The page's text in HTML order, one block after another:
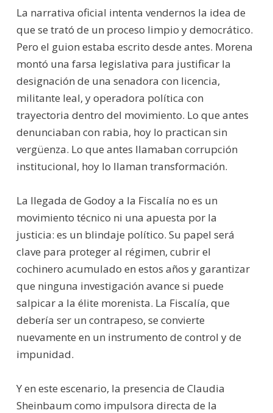
La narrativa oficial intenta vendernos la idea de
que se trató de un proceso limpio y democrático.
Pero el guion estaba escrito desde antes. Morena
montó una farsa legislativa para justificar la
designación de una senadora con licencia,
militante leal, y operadora política con
trayectoria dentro del movimiento. Lo que antes
denunciaban con rabia, hoy lo practican sin
vergüenza. Lo que antes llamaban corrupción
institucional, hoy lo llaman transformación.
La llegada de Godoy a la Fiscalía no es un
movimiento técnico ni una apuesta por la
justicia: es un blindaje político. Su papel será
clave para proteger al régimen, cubrir el
cochinero acumulado en estos años y garantizar
que ninguna investigación avance si puede
salpicar a la élite morenista. La Fiscalía, que
debería ser un contrapeso, se convierte
nuevamente en un instrumento de control y de
impunidad.
Y en este escenario, la presencia de Claudia
Sheinbaum como impulsora directa de la